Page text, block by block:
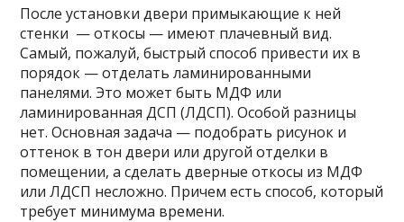
После установки двери примыкающие к ней
стенки — откосы — имеют плачевный вид.
Самый, пожалуй, быстрый способ привести их в
порядок — отделать ламинированными
панелями. Это может быть МДФ или
ламинированная ДСП (ЛДСП). Особой разницы
нет. Основная задача — подобрать рисунок и
оттенок в тон двери или другой отделки в
помещении, а сделать дверные откосы из МДФ
или ЛДСП несложно. Причем есть способ, который
требует минимума времени.